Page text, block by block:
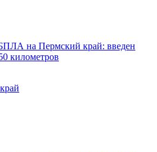
на Пермский край: введен
километров